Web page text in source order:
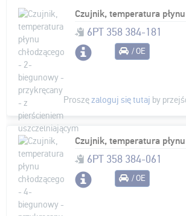
6PT 358 384-181
/ OE
Proszęzaloguj się tutaj by
6PT 358 384-061
/ OE